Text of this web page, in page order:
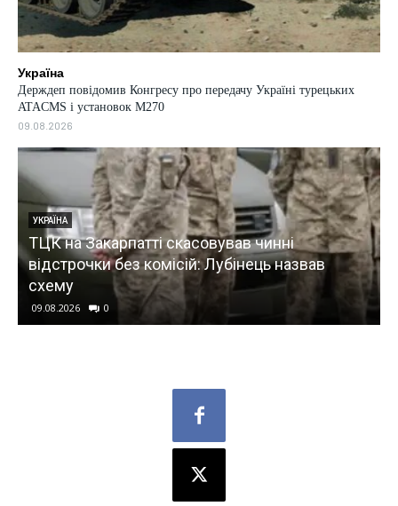
Україна
Держдеп повідомив Конгресу про передачу Україні турецьких
ATACMS і установок M270
09.08.2026
УКРАЇНА
ТЦК на Закарпатті скасовував чинні
відстрочки без комісій: Лубінець назвав
схему
09.08.2026 0